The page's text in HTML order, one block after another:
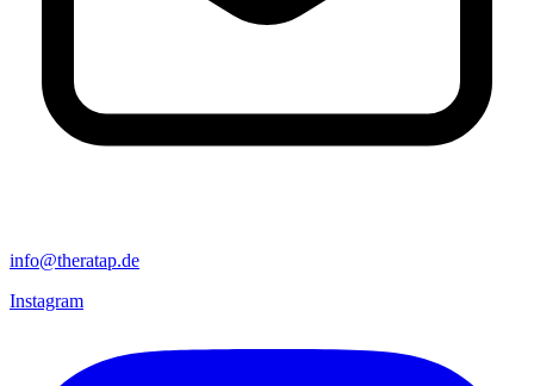
info@theratap.de
Instagram